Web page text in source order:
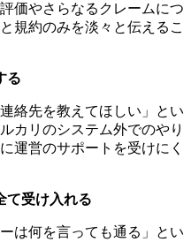
価やさらなるクレームにつ
規約のみを淡々と伝えるこ
る
絡先を教えてほしい」とい
カリのシステム外でのやり
運営のサポートを受けにく
て受け入れる
は何を言っても通る」とい